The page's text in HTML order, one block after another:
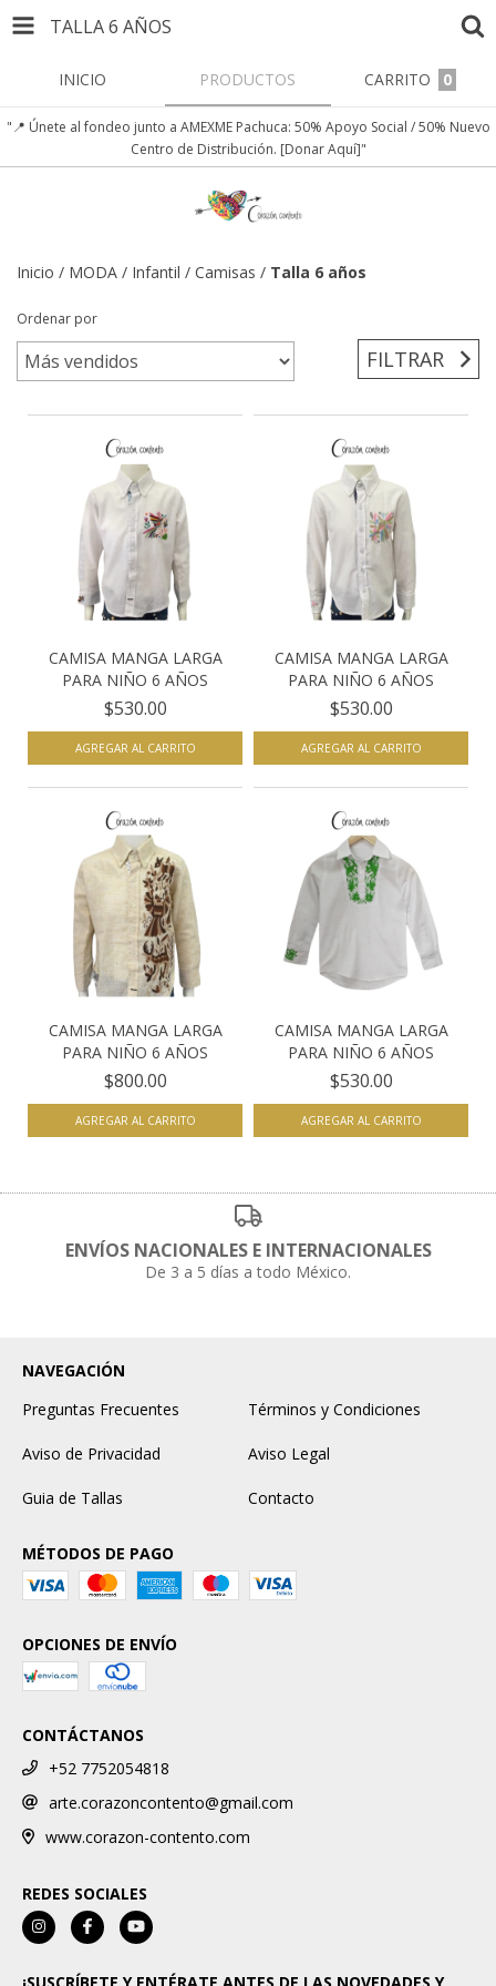
TALLA 6 AÑOS
INICIO PRODUCTOS CARRITO 0
"📍 Únete al fondeo junto a AMEXME Pachuca: 50% Apoyo Social / 50% Nuevo
Centro de Distribución. [Donar Aquí]"
Inicio / MODA / Infantil / Camisas / Talla 6 años
Ordenar por
FILTRAR
CAMISA MANGA LARGA
PARA NIÑO 6 AÑOS
$530.00
AGREGAR AL CARRITO
CAMISA MANGA LARGA
PARA NIÑO 6 AÑOS
$530.00
AGREGAR AL CARRITO
CAMISA MANGA LARGA
PARA NIÑO 6 AÑOS
$800.00
AGREGAR AL CARRITO
CAMISA MANGA LARGA
PARA NIÑO 6 AÑOS
$530.00
AGREGAR AL CARRITO
ENVÍOS NACIONALES E INTERNACIONALES
De 3 a 5 días a todo México.
NAVEGACIÓN
Preguntas Frecuentes
Términos y Condiciones
Aviso de Privacidad Aviso Legal
Guia de Tallas Contacto
MÉTODOS DE PAGO
OPCIONES DE ENVÍO
CONTÁCTANOS
+52 7752054818
arte.corazoncontento@gmail.com
www.corazon-contento.com
REDES SOCIALES
¡SUSCRÍBETE Y ENTÉRATE ANTES DE LAS NOVEDADES Y